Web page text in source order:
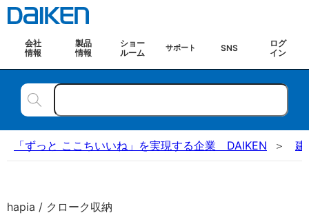
会社
情報
製品
情報
ショー
ルーム
サポート SNS
ログ
イン
「ずっと ここちいいね」を実現する企業 DAIKEN 建
hapia / クローク収納